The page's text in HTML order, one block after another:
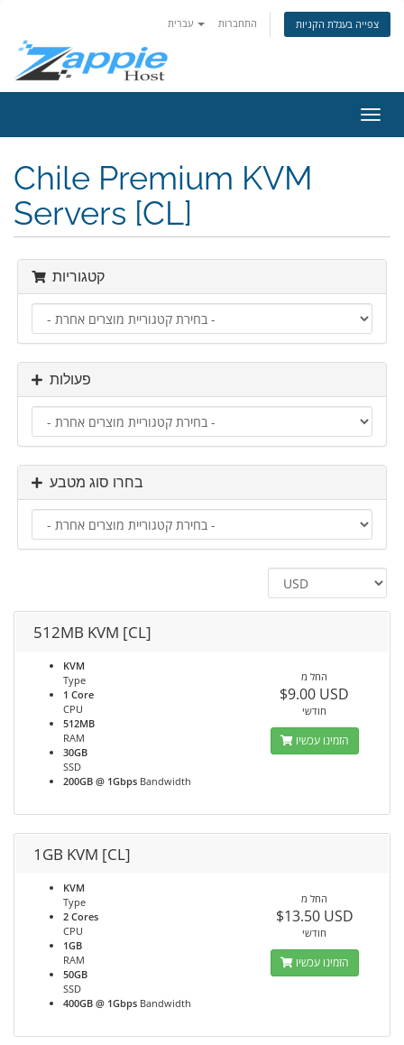
התחברות צפייה בעגלת הקניות
ניווט
Chile Premium KVM
Servers [CL]
קטגוריות
פעולות
בחרו סוג מטבע
512MB KVM [CL]
KVM
Type
1 Core
CPU
512MB
RAM
30GB
SSD
200GB @ 1Gbps Bandwidth
החל מ
$9.00 USD
חודשי
הזמינו עכשיו
1GB KVM [CL]
KVM
Type
2 Cores
CPU
1GB
RAM
50GB
SSD
400GB @ 1Gbps Bandwidth
החל מ
$13.50 USD
חודשי
הזמינו עכשיו